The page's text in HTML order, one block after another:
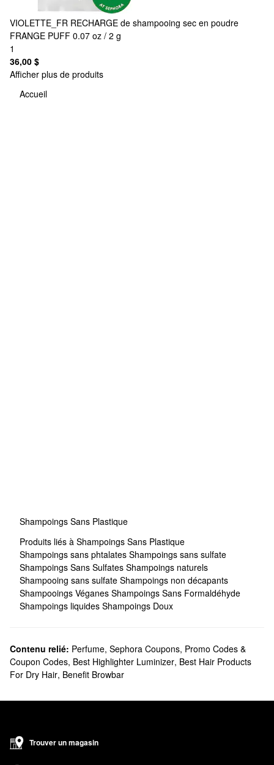
VIOLETTE_FR RECHARGE de shampooing sec en poudre
FRANGE PUFF 0.07 oz / 2 g
1
36,00 $
Afficher plus de produits
Accueil
Shampoings Sans Plastique
Produits liés à Shampoings Sans Plastique
Shampoings sans phtalates Shampoings sans sulfate
Shampoings Sans Sulfates Shampoings naturels
Shampooing sans sulfate Shampoings non décapants
Shampooings Véganes Shampoings Sans Formaldéhyde
Shampoings liquides Shampoings Doux
Contenu relié: Perfume, Sephora Coupons, Promo Codes &
Coupon Codes, Best Highlighter Luminizer, Best Hair Products
For Dry Hair, Benefit Browbar
Trouver un magasin